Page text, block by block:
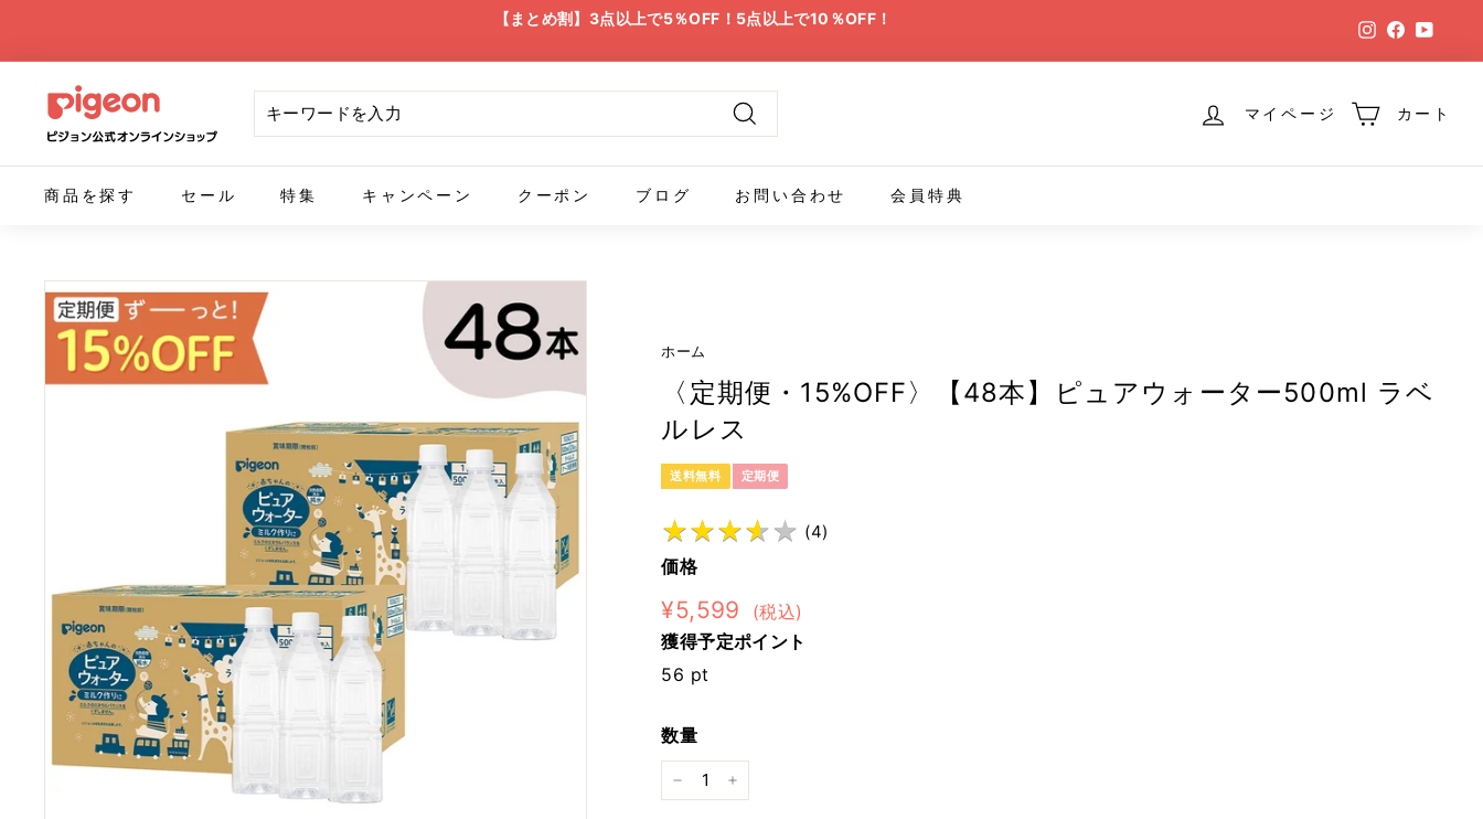
ッ
【まとめ割】3点以上で5％OFF！5点以上で10％OFF！
InstagramFacebook
ピ
ジ
ョ
ン
式
オ
ン
ラ
プ
検
索
マイページ カート
商品を探す セール 特集 キャンペーン クーポン ブログ お問い合わせ 会員特典
ホーム
〈定期便・15%OFF〉【48本】ピュアウォーター500ml ラベ
ルレス
送料無料 定期便
★★★★ ★
★★★★ ★ (4)
価格
通
常
価
格
¥5,599 ¥5,599
(税込)
獲得予定ポイント
56 pt
数量
− +